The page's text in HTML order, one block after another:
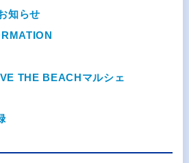
知らせ
THE BEACHマルシェ